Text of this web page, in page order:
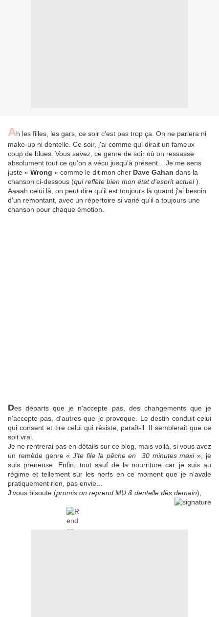
Ah les filles, les gars, ce soir c'est pas trop ça. On ne parlera ni
make-up ni dentelle. Ce soir, j'ai comme qui dirait un fameux
coup de blues. Vous savez, ce genre de soir où on ressasse
absolument tout ce qu'on a vécu jusqu'à présent... Je me sens
juste « Wrong » comme le dit mon cher Dave Gahan dans la
chanson ci-dessous (qui reflète bien mon état d'esprit actuel).
Aaaah celui là, on peut dire qu'il est toujours là quand j'ai besoin
d'un remontant, avec un répertoire si varié qu'il a toujours une
chanson pour chaque émotion.
Des départs que je n'accepte pas, des changements que je
n'accepte pas, d'autres que je provoque. Le destin conduit celui
qui consent et tire celui qui résiste, paraît-il. Il semblerait que ce
soit vrai.
Je ne rentrerai pas en détails sur ce blog, mais voilà, si vous avez
un remède genre «J'te file la pêche en 30 minutes maxi», je
suis preneuse. Enfin, tout sauf de la nourriture car je suis au
régime et tellement sur les nerfs en ce moment que je n'avale
pratiquement rien, pas envie...
J'vous bisoute (promis on reprend MU & dentelle dès demain),